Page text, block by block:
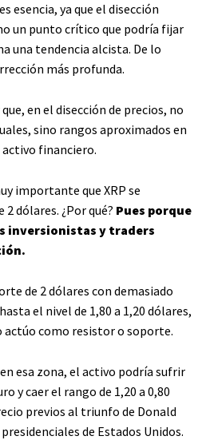
esencia, ya que el disección
un punto crítico que podría fijar
una tendencia alcista. De lo
más profunda.
en el disección de precios, no
sino rangos aproximados en
financiero.
importante que XRP se
dólares. ¿Por qué? Pues porque
inversionistas y traders
de 2 dólares con demasiado
el nivel de 1,80 a 1,20 dólares,
actúo como resistor o soporte.
esa zona, el activo podría sufrir
y caer el rango de 1,20 a 0,80
previos al triunfo de Donald
de Estados Unidos.